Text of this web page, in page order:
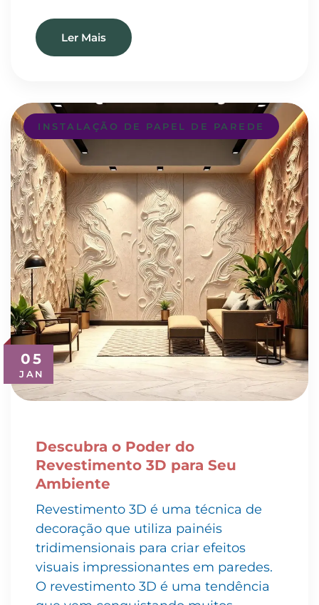
Ler Mais
05
JAN
INSTALAÇÃO DE PAPEL DE PAREDE
Descubra o Poder do
Revestimento 3D para Seu
Ambiente
Revestimento 3D é uma técnica de
decoração que utiliza painéis
tridimensionais para criar efeitos
visuais impressionantes em paredes.
O revestimento 3D é uma tendência